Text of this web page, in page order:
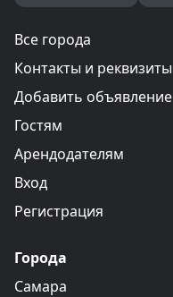
Все города
Контакты и реквизиты
Добавить объявление
Гостям
Арендодателям
Вход
Регистрация
Города
Самара